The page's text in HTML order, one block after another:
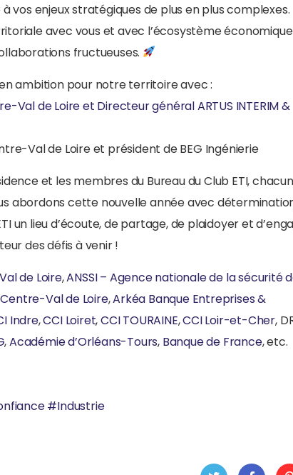
vos enjeux stratégiques de plus en plus complexes.
avec vous et avec l’écosystème
fructueuses.
ambition pour notre territoire avec :
Val de Loire et Directeur général ARTUS INTERIM &
Val de Loire et président de BEG Ingénierie
et les membres du Bureau du Club ETI,
abordons cette nouvelle année avec
un lieu d’écoute, de partage, de plaidoyer et
des défis à venir !
de Loire,ANSSI – Agence nationale de la sécurité
Centre-Val de Loire,Arkéa Banque Entreprises &
Indre,CCI Loiret,CCI TOURAINE,CCI Loir-et-Cher,
,Académie d’Orléans-Tours, Banque de France, etc.
#Industrie